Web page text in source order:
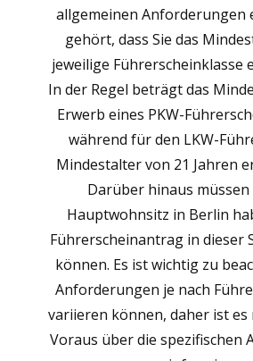
allgemeinen Anforderungen
gehört, dass Sie das
jeweilige Führerscheinklasse
In der Regel beträgt das
Erwerb eines PKW-
während für den LKW-
Mindestalter von 21 Jahren
Darüber hinaus müssen
Hauptwohnsitz in Berlin
Führerscheinantrag in dieser
können. Es ist wichtig zu
Anforderungen je nach
variieren können, daher ist es
Voraus über die spezifischen